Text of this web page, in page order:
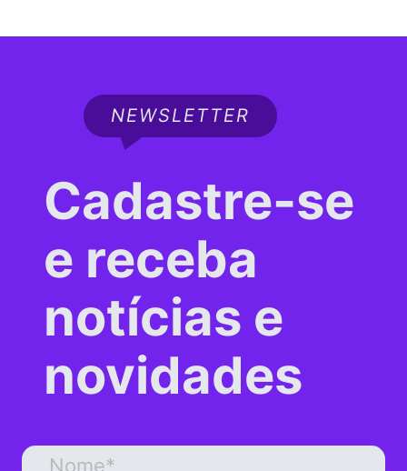
NEWSLETTER
Cadastre-se
e receba
notícias e
novidades